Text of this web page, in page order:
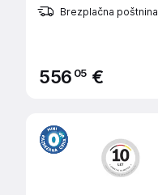
Brezplačna poštnina
556 05 €